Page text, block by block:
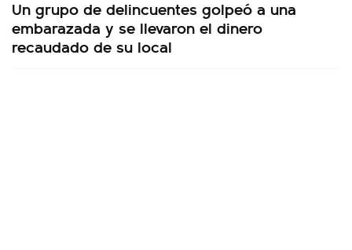
Un grupo de delincuentes golpeó a una
embarazada y se llevaron el dinero
recaudado de su local